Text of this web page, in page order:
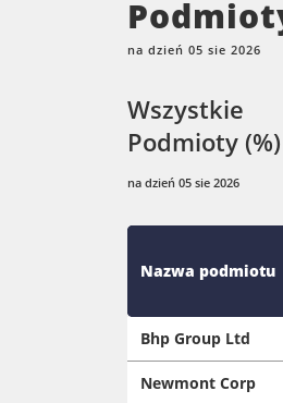
na dzień 05 sie 2026
Wszystkie
Podmioty (%)
na dzień 05 sie 2026
Nazwa podmiotu
Bhp Group Ltd
Newmont Corp